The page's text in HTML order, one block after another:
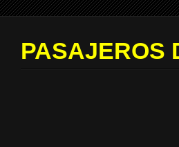
PASAJEROS